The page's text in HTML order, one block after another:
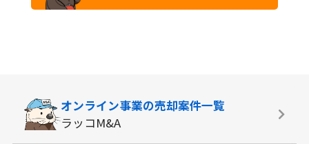
オンライン事業の売却案件一覧
ラッコM&A